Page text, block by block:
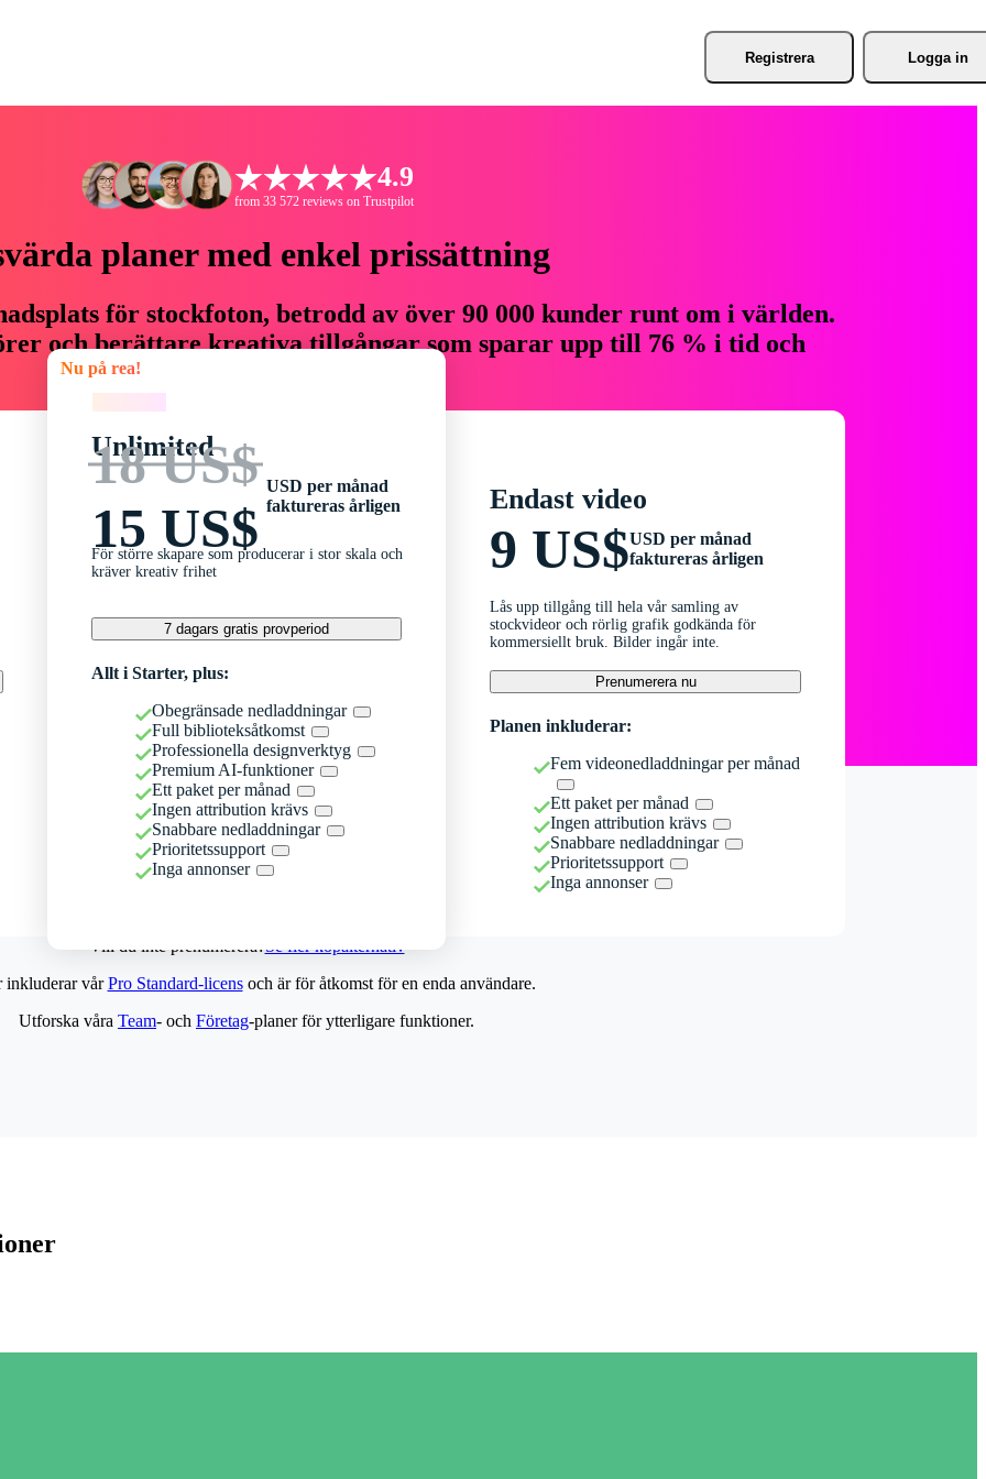
Registrera Logga in
4.9
from 33 572 reviews on Trustpilot
planer med enkel prissättning
för stockfoton, betrodd av över 90 000 kunder runt om i världen.
och berättare kreativa tillgångar som sparar upp till 76 % i tid och
Nu på rea!
Unlimited
18 US$
15 US$
USD per månad
faktureras årligen
För större skapare som producerar i stor skala och
kräver kreativ frihet
7 dagars gratis provperiod
Allt i Starter, plus:
Obegränsade nedladdningar
Full biblioteksåtkomst
Professionella designverktyg
Premium AI-funktioner
Ett paket per månad
Ingen attribution krävs
Snabbare nedladdningar
Prioritetssupport
Inga annonser
Endast video
9 US$USD per månad
faktureras årligen
Lås upp tillgång till hela vår samling av
stockvideor och rörlig grafik godkända för
kommersiellt bruk. Bilder ingår inte.
Prenumerera nu
Planen inkluderar:
Fem videonedladdningar per månad
Ett paket per månad
Ingen attribution krävs
Snabbare nedladdningar
Prioritetssupport
Inga annonser
Vill du inte prenumerera?Se fler köpalternativ
inkluderar vårPro Standard-licensoch är för åtkomst för en enda användare.
Utforska våra Team- och Företag-planer för ytterligare funktioner.